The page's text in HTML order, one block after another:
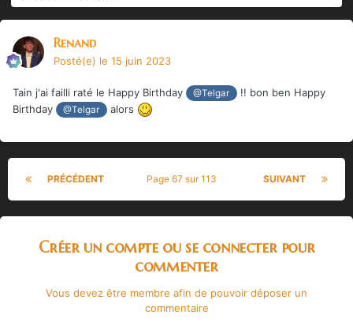
Renand
Posté(e) le 15 juin 2023
Tain j'ai failli raté le Happy Birthday @Telgar
!! bon ben Happy
Birthday
@Telgar alors
PRÉCÉDENT SUIVANT
Page 67 sur 113
Créer un compte ou se connecter pour
commenter
Vous devez être membre afin de pouvoir déposer un
commentaire